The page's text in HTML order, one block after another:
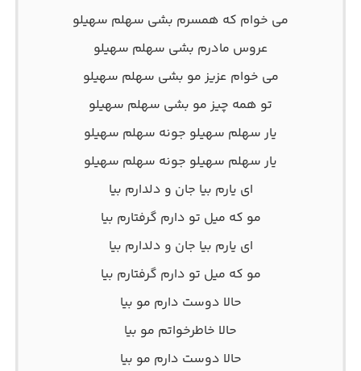
ﻣﻰ ﺧﻮام ﻛﻪ ﻫﻤﺴﺮم ﺑﺸﻰ ﺳﻬﻠﻢ ﺳﻬﻴﻠﻮ
ﻋﺮوس ﻣﺎدرم ﺑﺸﻰ ﺳﻬﻠﻢ ﺳﻬﻴﻠﻮ
ﻣﻰ ﺧﻮام ﻋﺰﻳﺰ ﻣﻮ ﺑﺸﻰ ﺳﻬﻠﻢ ﺳﻬﻴﻠﻮ
ﺗﻮ ﻫﻤﻪ ﭼﻴﺰ ﻣﻮ ﺑﺸﻰ ﺳﻬﻠﻢ ﺳﻬﻴﻠﻮ
ﻳﺎر ﺳﻬﻠﻢ ﺳﻬﻴﻠﻮ ﺟﻮﻧﻪ ﺳﻬﻠﻢ ﺳﻬﻴﻠﻮ
ﻳﺎر ﺳﻬﻠﻢ ﺳﻬﻴﻠﻮ ﺟﻮﻧﻪ ﺳﻬﻠﻢ ﺳﻬﻴﻠﻮ
ای ﻳﺎرم ﺑﻴﺎ ﺟﺎن و دﻟﺪارم ﺑﻴﺎ
ﻣﻮ ﻛﻪ ﻣﻴﻞ ﺗﻮ دارم ﮔﺮﻓﺘﺎرم ﺑﻴﺎ
ای ﻳﺎرم ﺑﻴﺎ ﺟﺎن و دﻟﺪارم ﺑﻴﺎ
ﻣﻮ ﻛﻪ ﻣﻴﻞ ﺗﻮ دارم ﮔﺮﻓﺘﺎرم ﺑﻴﺎ
ﺣﺎﻟﺎ دوﺳﺖ دارم ﻣﻮ ﺑﻴﺎ
ﺣﺎﻟﺎ ﺧﺎﻃﺮﺧﻮاﺗﻢ ﻣﻮ ﺑﻴﺎ
ﺣﺎﻟﺎ دوﺳﺖ دارم ﻣﻮ ﺑﻴﺎ